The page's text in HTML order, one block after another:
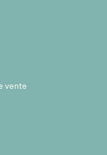
vente